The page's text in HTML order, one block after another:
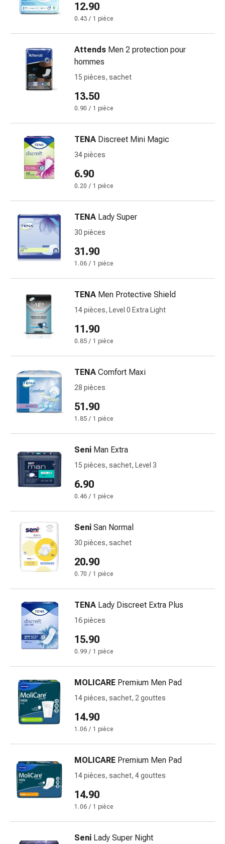
Pansements
pour
les
doigts
Pansements
fixation
Gazes
Bandes
Pansements
Bandes
pansement,
et
accessoires
Pansements
filets
Matériel
Brûlures
coups
Kits
changement
de
pansements
Pansements
adhésifs
Traitement
plaies
Sprays
plaies
Bandes
fermeture
plaies
adhésifs
Pommade
Tampons
Oreilles
et
yeux
Troubles
Soins
des
oreilles
Gouttes
les
yeux
12.90
0.43 / 1 pièce
Attends Men 2 protection pour
hommes
15 pièces, sachet
13.50
0.90 / 1 pièce
TENA Discreet Mini Magic
34 pièces
6.90
0.20 / 1 pièce
TENA Lady Super
30 pièces
31.90
1.06 / 1 pièce
TENA Men Protective Shield
14 pièces, Level 0 Extra Light
11.90
0.85 / 1 pièce
TENA Comfort Maxi
28 pièces
51.90
1.85 / 1 pièce
Seni Man Extra
15 pièces, sachet, Level 3
6.90
0.46 / 1 pièce
Seni San Normal
30 pièces, sachet
20.90
0.70 / 1 pièce
TENA Lady Discreet Extra Plus
16 pièces
15.90
0.99 / 1 pièce
MOLICARE Premium Men Pad
14 pièces, sachet, 2 gouttes
14.90
1.06 / 1 pièce
MOLICARE Premium Men Pad
14 pièces, sachet, 4 gouttes
14.90
1.06 / 1 pièce
Seni Lady Super Night